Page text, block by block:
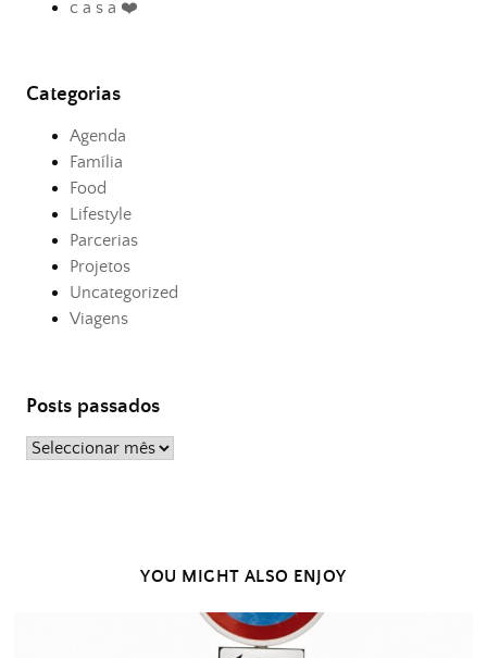
c a s a ❤️
Categorias
Agenda
Família
Food
Lifestyle
Parcerias
Projetos
Uncategorized
Viagens
Posts passados
Posts
YOU MIGHT ALSO ENJOY